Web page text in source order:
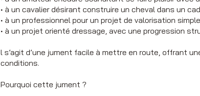
• à un cavalier désirant construire un cheval dans un
• à un professionnel pour un projet de valorisation
• à un projet orienté dressage, avec une progression
l s’agit d’une jument facile à mettre en route, offrant
conditions.
Pourquoi cette jument ?